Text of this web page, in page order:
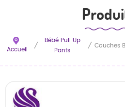
Accueil /
Bébé Pull Up
Pants
/